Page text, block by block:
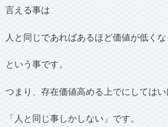
言える事は
人と同じであればあるほど価値が低くな
という事です。
つまり、存在価値高める上でにしては
「人と同じ事しかしない」です。